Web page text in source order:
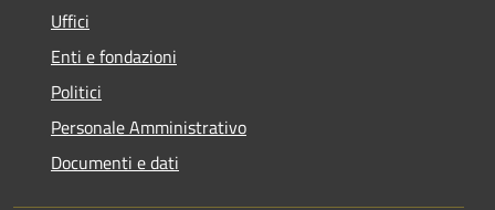
Uffici
Enti e fondazioni
Politici
Personale Amministrativo
Documenti e dati